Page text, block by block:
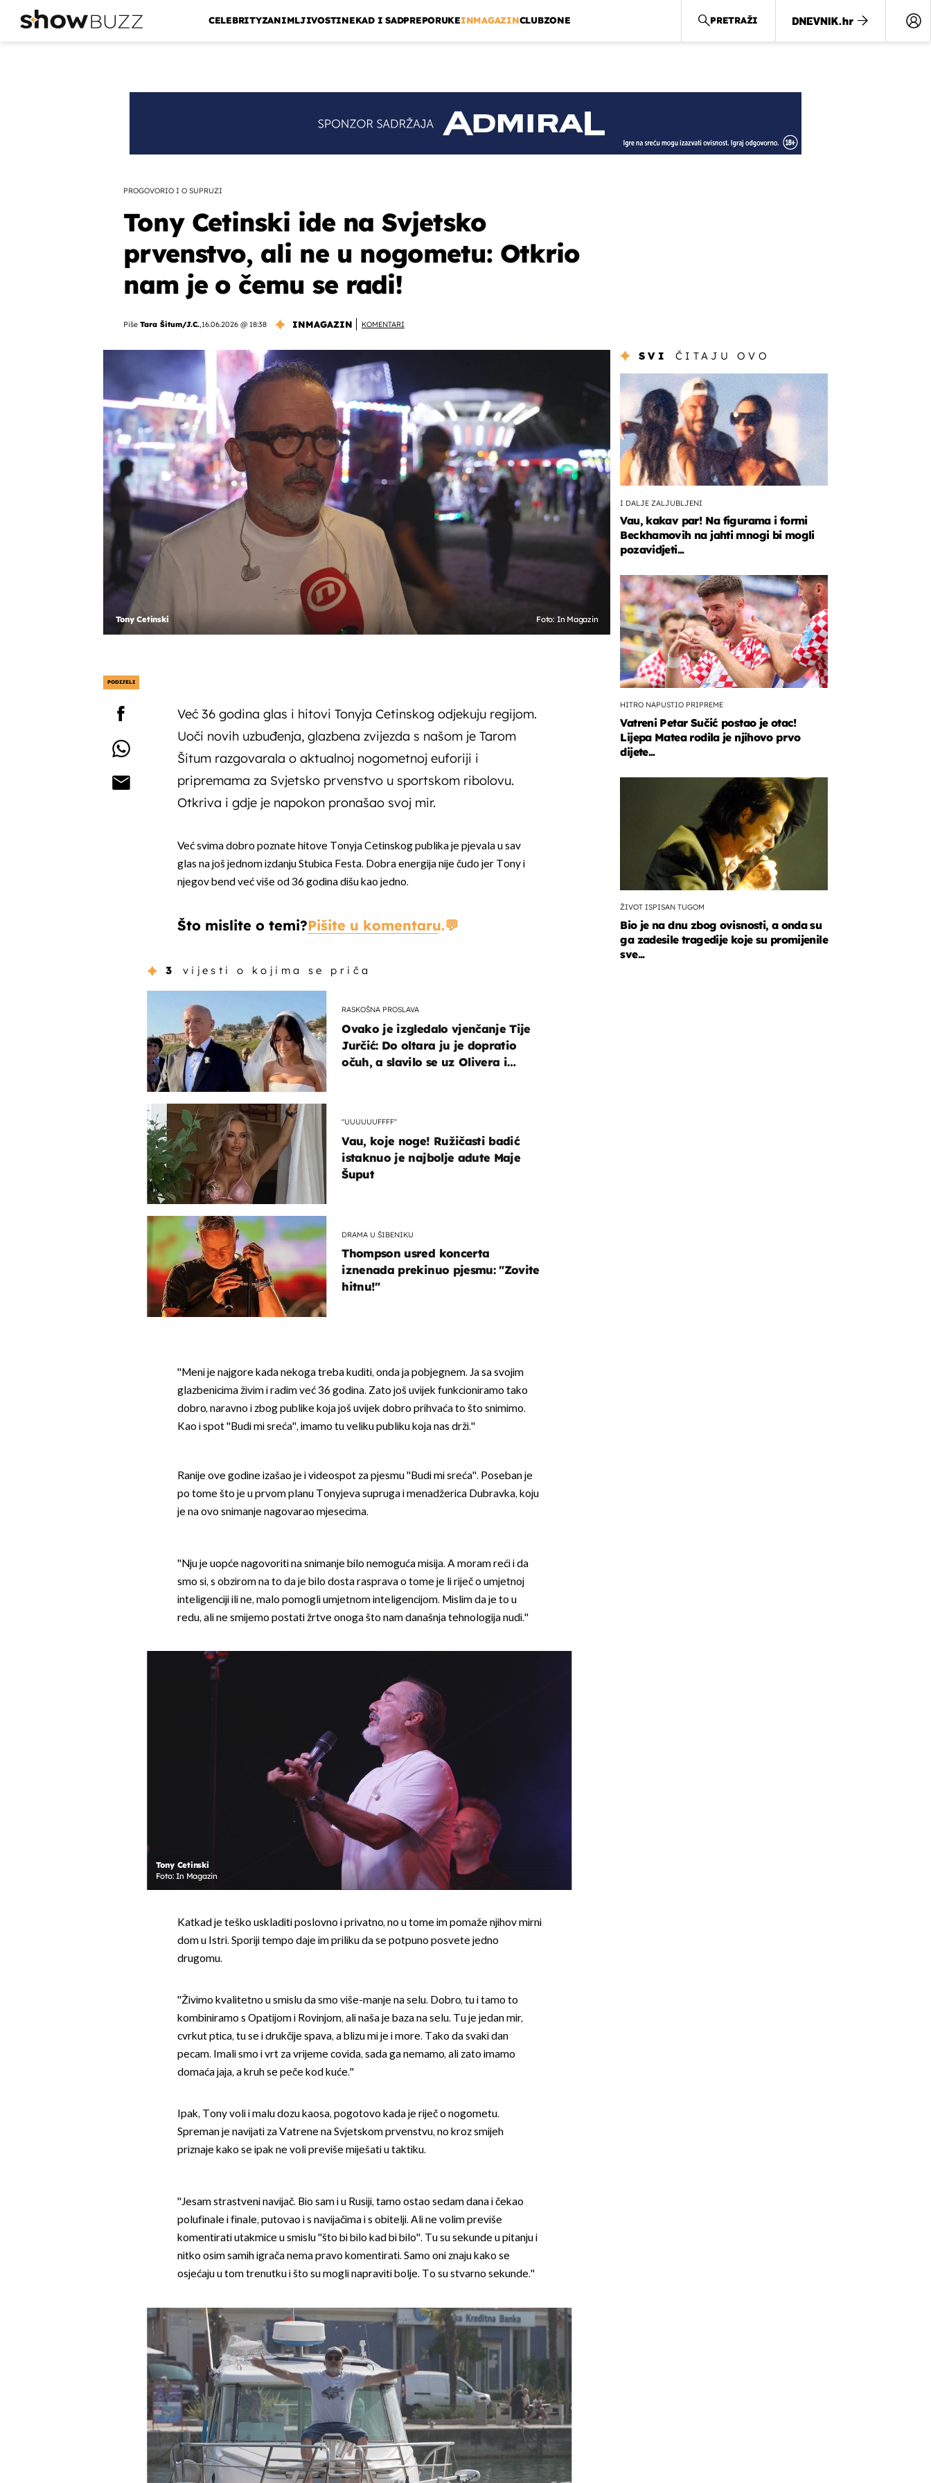
CELEBRITYZANIMLJIVOSTINEKAD I SADPREPORUKEINMAGAZINCLUBZONE PRETRAŽI
PROGOVORIO I O SUPRUZI
Tony Cetinski ide na Svjetsko
prvenstvo, ali ne u nogometu: Otkrio
nam je o čemu se radi!
Piše Tara Šitum/J.C.,16.06.2026 @ 18:38 INMAGAZIN KOMENTARI
Tony Cetinski Foto: In Magazin
PODIJELI
Već 36 godina glas i hitovi Tonyja Cetinskog odjekuju regijom.
Uoči novih uzbuđenja, glazbena zvijezda s našom je Tarom
Šitum razgovarala o aktualnoj nogometnoj euforiji i
pripremama za Svjetsko prvenstvo u sportskom ribolovu.
Otkriva i gdje je napokon pronašao svoj mir.
Već svima dobro poznate hitove Tonyja Cetinskog publika je pjevala u sav
glas na još jednom izdanju Stubica Festa. Dobra energija nije čudo jer Tony i
njegov bend već više od 36 godina dišu kao jedno.
Što mislite o temi?Pišite u komentaru.
3 vijesti o kojima se priča
RASKOŠNA PROSLAVA
Ovako je izgledalo vjenčanje Tije
Jurčić: Do oltara ju je dopratio
očuh, a slavilo se uz Olivera i
"UUUUUUFFFF"
Vau, koje noge! Ružičasti badić
istaknuo je najbolje adute Maje
Šuput
DRAMA U ŠIBENIKU
Thompson usred koncerta
iznenada prekinuo pjesmu: "Zovite
hitnu!"
''Meni je najgore kada nekoga treba kuditi, onda ja pobjegnem. Ja sa svojim
glazbenicima živim i radim već 36 godina. Zato još uvijek funkcioniramo tako
dobro, naravno i zbog publike koja još uvijek dobro prihvaća to što snimimo.
Kao i spot ''Budi mi sreća'', imamo tu veliku publiku koja nas drži.''
Ranije ove godine izašao je i videospot za pjesmu ''Budi mi sreća''. Poseban je
po tome što je u prvom planu Tonyjeva supruga i menadžerica Dubravka, koju
je na ovo snimanje nagovarao mjesecima.
''Nju je uopće nagovoriti na snimanje bilo nemoguća misija. A moram reći i da
smo si, s obzirom na to da je bilo dosta rasprava o tome je li riječ o umjetnoj
inteligenciji ili ne, malo pomogli umjetnom inteligencijom. Mislim da je to u
redu, ali ne smijemo postati žrtve onoga što nam današnja tehnologija nudi.''
Tony Cetinski
Foto: In Magazin
Katkad je teško uskladiti poslovno i privatno, no u tome im pomaže njihov mirni
dom u Istri. Sporiji tempo daje im priliku da se potpuno posvete jedno
drugomu.
''Živimo kvalitetno u smislu da smo više-manje na selu. Dobro, tu i tamo to
kombiniramo s Opatijom i Rovinjom, ali naša je baza na selu. Tu je jedan mir,
cvrkut ptica, tu se i drukčije spava, a blizu mi je i more. Tako da svaki dan
pecam. Imali smo i vrt za vrijeme covida, sada ga nemamo, ali zato imamo
domaća jaja, a kruh se peče kod kuće.''
Ipak, Tony voli i malu dozu kaosa, pogotovo kada je riječ o nogometu.
Spreman je navijati za Vatrene na Svjetskom prvenstvu, no kroz smijeh
priznaje kako se ipak ne voli previše miješati u taktiku.
''Jesam strastveni navijač. Bio sam i u Rusiji, tamo ostao sedam dana i čekao
polufinale i finale, putovao i s navijačima i s obitelji. Ali ne volim previše
komentirati utakmice u smislu ''što bi bilo kad bi bilo''. Tu su sekunde u pitanju i
nitko osim samih igrača nema pravo komentirati. Samo oni znaju kako se
osjećaju u tom trenutku i što su mogli napraviti bolje. To su stvarno sekunde.''
SVI ČITAJU OVO
I DALJE ZALJUBLJENI
Vau, kakav par! Na figurama i formi
Beckhamovih na jahti mnogi bi mogli
pozavidjeti...
HITRO NAPUSTIO PRIPREME
Vatreni Petar Sučić postao je otac!
Lijepa Matea rodila je njihovo prvo
dijete...
ŽIVOT ISPISAN TUGOM
Bio je na dnu zbog ovisnosti, a onda su
ga zadesile tragedije koje su promijenile
sve...
OMOGUĆI OBAVIJESTI